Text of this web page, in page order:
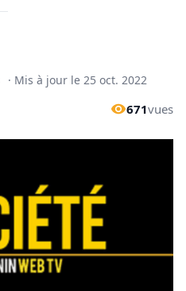
· Mis à jour le 25 oct. 2022
671vues